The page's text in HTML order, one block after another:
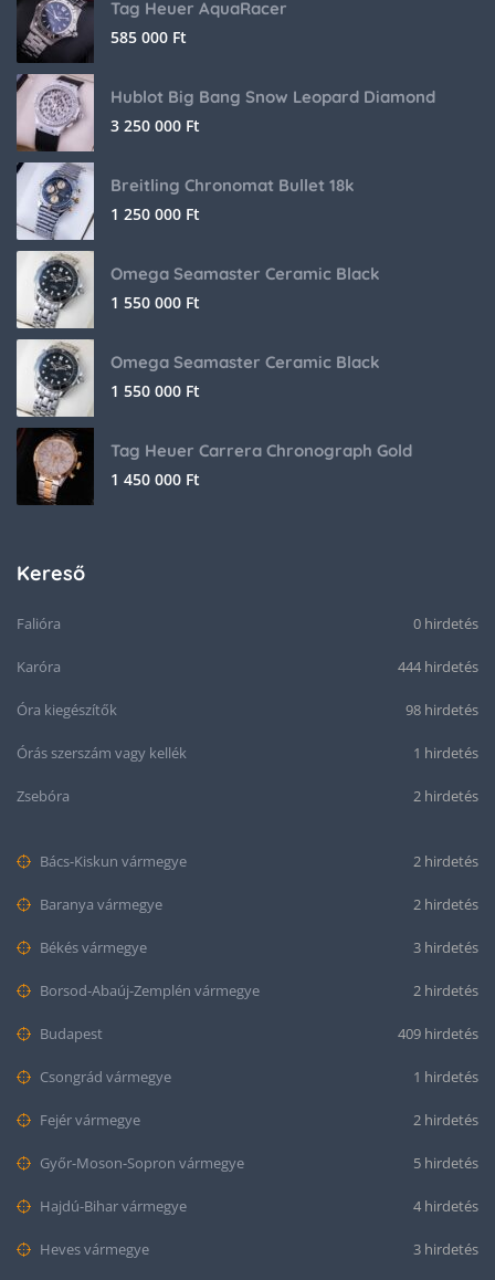
Tag Heuer AquaRacer
585 000 Ft
Hublot Big Bang Snow Leopard Diamond
3 250 000 Ft
Breitling Chronomat Bullet 18k
1 250 000 Ft
Omega Seamaster Ceramic Black
1 550 000 Ft
Omega Seamaster Ceramic Black
1 550 000 Ft
Tag Heuer Carrera Chronograph Gold
1 450 000 Ft
Kereső
Falióra 0 hirdetés
Karóra 444 hirdetés
Óra kiegészítők 98 hirdetés
Órás szerszám vagy kellék 1 hirdetés
Zsebóra 2 hirdetés
Bács-Kiskun vármegye 2 hirdetés
Baranya vármegye 2 hirdetés
Békés vármegye 3 hirdetés
Borsod-Abaúj-Zemplén vármegye 2 hirdetés
Budapest 409 hirdetés
Csongrád vármegye 1 hirdetés
Fejér vármegye 2 hirdetés
Győr-Moson-Sopron vármegye 5 hirdetés
Hajdú-Bihar vármegye 4 hirdetés
Heves vármegye 3 hirdetés